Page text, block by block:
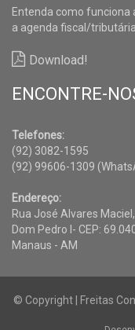
Entenda como funciona
a agenda fiscal/tributária
Download!
ENCONTRE-
Telefones:
(92) 3082-1595
(92) 99606-1309
Endereço:
Rua José Alvares
Dom Pedro I- CEP:
Manaus - AM
© Copyright | Freitas